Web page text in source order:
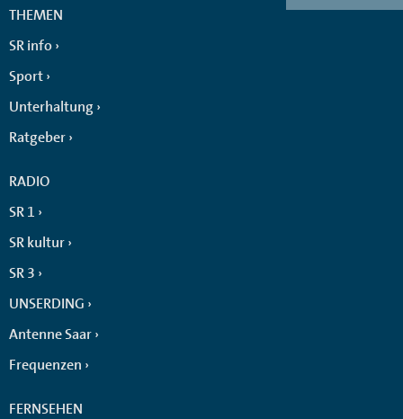
THEMEN
SR info
Sport
Unterhaltung
Ratgeber
RADIO
SR 1
SR kultur
SR 3
UNSERDING
Antenne Saar
Frequenzen
FERNSEHEN